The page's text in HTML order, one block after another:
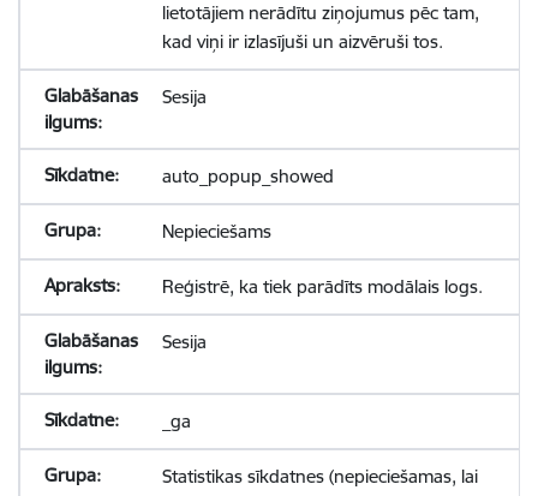
lietotājiem nerādītu ziņojumus pēc tam,
kad viņi ir izlasījuši un aizvēruši tos.
Sesija
auto_popup_showed
Nepieciešams
Reģistrē, ka tiek parādīts modālais logs.
Sesija
_ga
Statistikas sīkdatnes (nepieciešamas, lai